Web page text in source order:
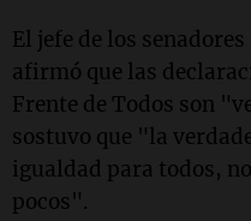
El jefe de los
afirmó que las
Frente de Todos son
sostuvo que "la
igualdad para todos,
pocos".